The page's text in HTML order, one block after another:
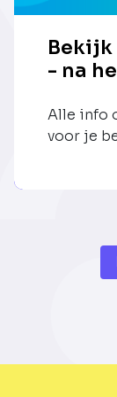
Bekijk
- na
Alle info
voor je